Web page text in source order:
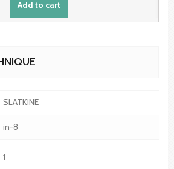
Add to cart
SLATKINE
in-8
1